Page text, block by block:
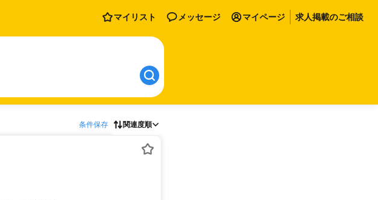
マイリスト メッセージ マイページ 求人掲載のご相談
条件保存 関連度順